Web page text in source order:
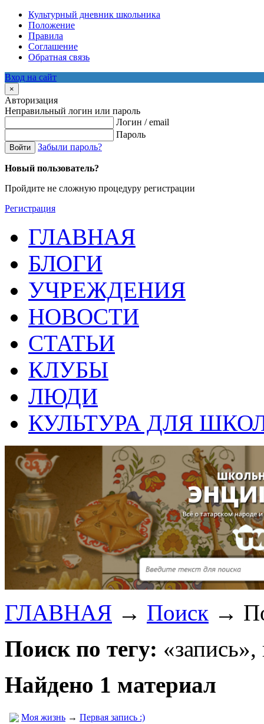
Культурный дневник школьника
Положение
Правила
Соглашение
Обратная связь
Вход на сайт
×
Авторизация
Неправильный логин или пароль
Логин / email
Пароль
Войти Забыли пароль?
Новый пользователь?
Пройдите не сложную процедуру регистрации
Регистрация
ГЛАВНАЯ
БЛОГИ
УЧРЕЖДЕНИЯ
НОВОСТИ
СТАТЬИ
КЛУБЫ
ЛЮДИ
КУЛЬТУРА ДЛЯ
ГЛАВНАЯ → Поиск →
Поиск по тегу:
Найдено 1 материал
Моя жизнь → Первая запись :)